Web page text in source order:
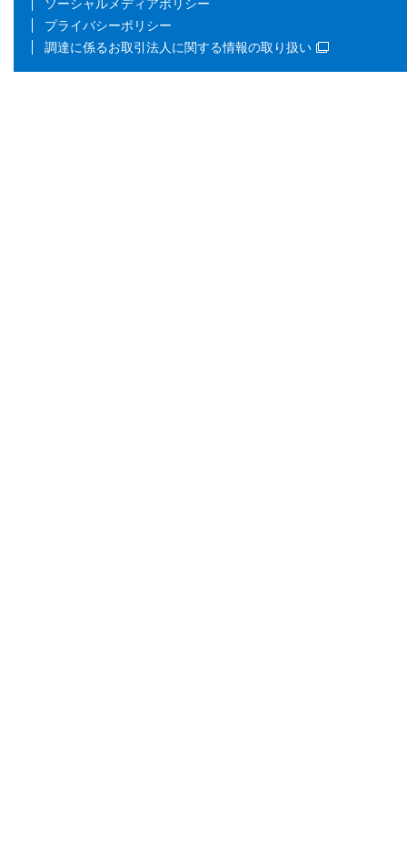
ソーシャルメディアポリシー
プライバシーポリシー
調達に係るお取引法人に関する情報の取り扱い